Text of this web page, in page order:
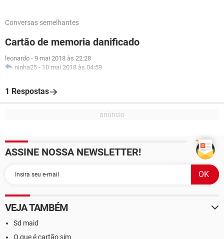
Conversas semelhantes
Cartão de memoria danificado
leonardo - 9 mai 2018 às 22:28
ninha25 - 10 mai 2018 às 04:59
1 Respostas
ASSINE NOSSA NEWSLETTER!
VEJA TAMBÉM
Sd maid
O que é cartão sim